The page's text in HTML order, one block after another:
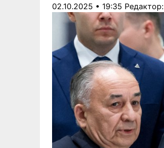
02.10.2025 • 19:35 Редактор: